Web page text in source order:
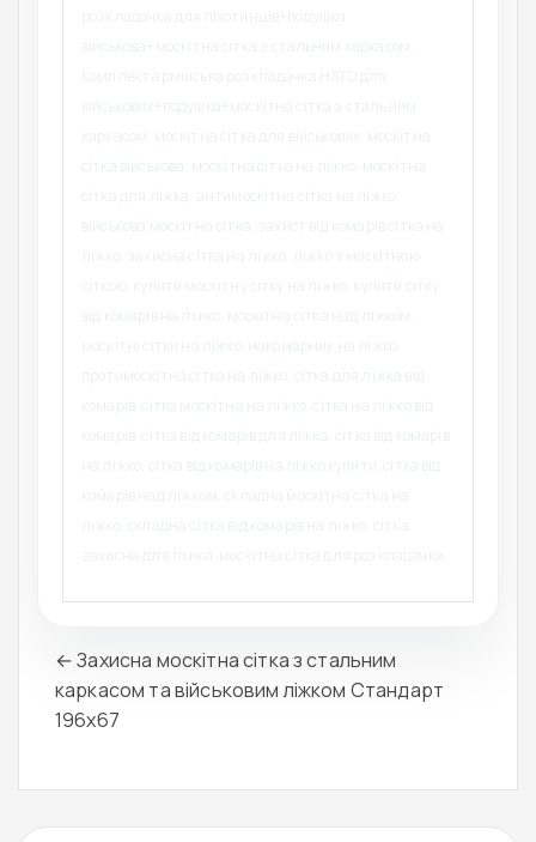
← Захисна москітна сітка з стальним
каркасом та військовим ліжком Стандарт
196x67